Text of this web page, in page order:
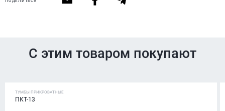
С этим товаром покупают
ТУМБЫ ПРИКРОВАТНЫЕ
ПКТ-13